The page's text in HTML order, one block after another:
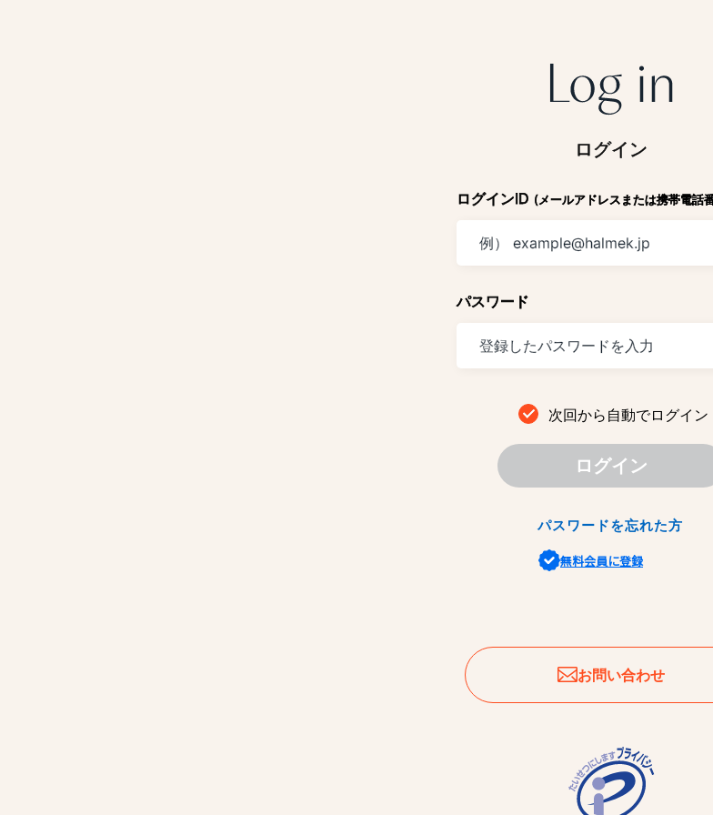
ログイン
ログインID (メールアドレスまたは携帯電話
パスワード
次回から自動でログイン
ログイン
パスワードを忘れた方
無料会員に登録
お問い合わせ